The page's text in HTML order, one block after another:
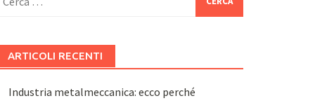
per:
ARTICOLI RECENTI
Industria metalmeccanica: ecco perché